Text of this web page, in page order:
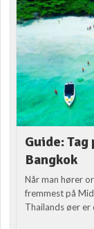
Guide:
Bangkok
Når man hører
fremmest på
Thailands øer